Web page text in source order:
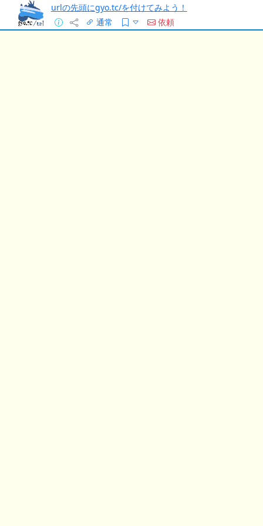
urlの先頭にgyo.tc/を付けてみよう！
通常
依頼